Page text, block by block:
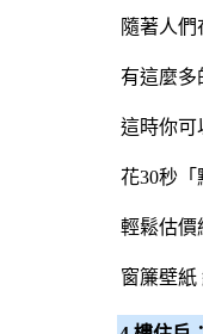
隨著人
有這麼多
這時你可
花30秒
輕鬆估價
窗簾壁紙